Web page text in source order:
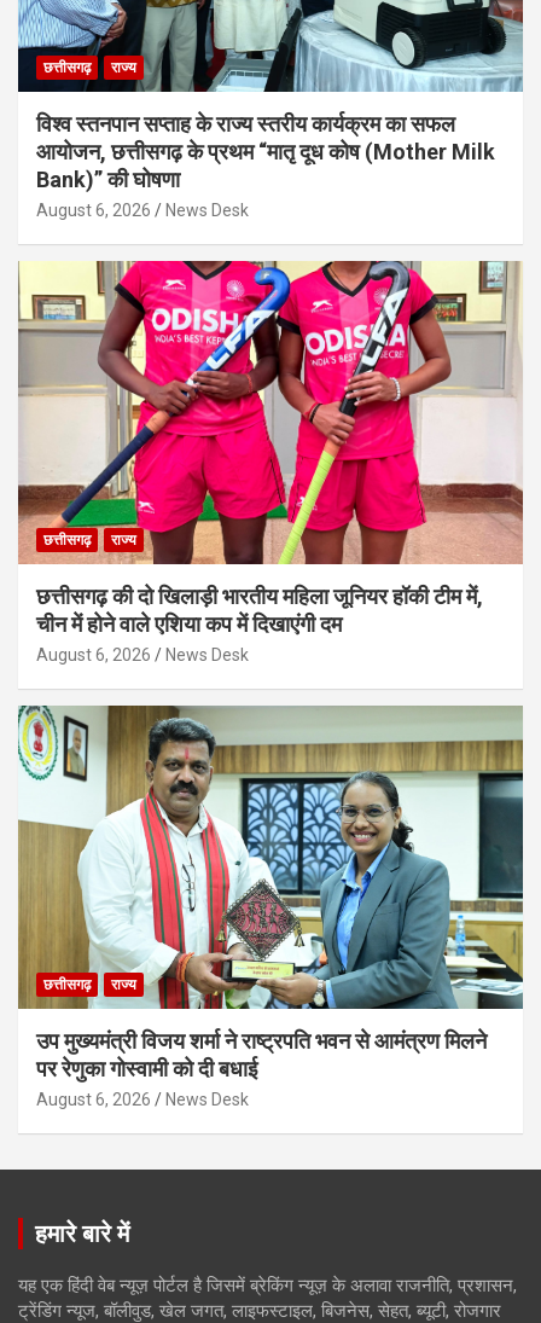
छत्तीसगढ़ राज्य
विश्व स्तनपान सप्ताह के राज्य स्तरीय कार्यक्रम का सफल
आयोजन, छत्तीसगढ़ के प्रथम “मातृ दूध कोष (Mother Milk
Bank)” की घोषणा
August 6, 2026 News Desk
छत्तीसगढ़ राज्य
छत्तीसगढ़ की दो खिलाड़ी भारतीय महिला जूनियर हॉकी टीम में,
चीन में होने वाले एशिया कप में दिखाएंगी दम
August 6, 2026 News Desk
छत्तीसगढ़ राज्य
उप मुख्यमंत्री विजय शर्मा ने राष्ट्रपति भवन से आमंत्रण मिलने
पर रेणुका गोस्वामी को दी बधाई
August 6, 2026 News Desk
हमारे बारे में
यह एक हिंदी वेब न्यूज़ पोर्टल है जिसमें ब्रेकिंग न्यूज़ के अलावा राजनीति, प्रशासन,
ट्रेंडिंग न्यूज, बॉलीवुड, खेल जगत, लाइफस्टाइल, बिजनेस, सेहत, ब्यूटी, रोजगार